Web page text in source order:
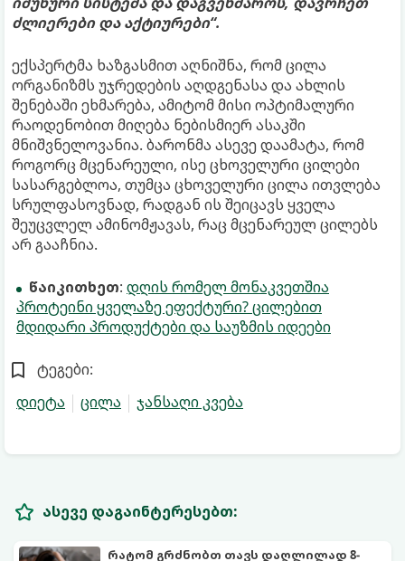
ძლიერები და აქტიურები“.
ექსპერტმა ხაზგასმით აღნიშნა, რომ ცილა
ორგანიზმს უჯრედების აღდგენასა და ახლის
შენებაში ეხმარება, ამიტომ მისი ოპტიმალური
რაოდენობით მიღება ნებისმიერ ასაკში
მნიშვნელოვანია. ბარონმა ასევე დაამატა, რომ
როგორც მცენარეული, ისე ცხოველური ცილები
სასარგებლოა, თუმცა ცხოველური ცილა ითვლება
სრულფასოვნად, რადგან ის შეიცავს ყველა
შეუცვლელ ამინომჟავას, რაც მცენარეულ ცილებს
არ გააჩნია.
წაიკითხეთ: დღის რომელ მონაკვეთშია
პროტეინი ყველაზე ეფექტური? ცილებით
მდიდარი პროდუქტები და საუზმის იდეები
ტეგები:
დიეტა
ცილა ჯანსაღი კვება
ასევე დაგაინტერესებთ:
რატომ გრძნობთ თავს დაღლილად 8-